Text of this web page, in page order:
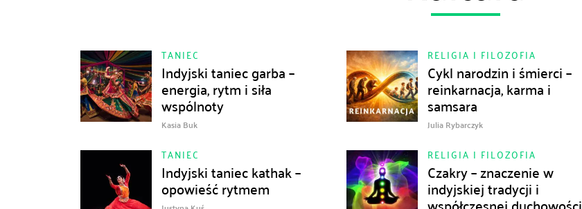
TANIEC
Indyjski taniec garba –
energia, rytm i siła
wspólnoty
Kasia Buk
RELIGIA I FILOZOFIA
Cykl narodzin i śmierci –
reinkarnacja, karma i
samsara
Julia Rybarczyk
TANIEC
Indyjski taniec kathak –
opowieść rytmem
RELIGIA I FILOZOFIA
Czakry – znaczenie w
indyjskiej tradycji i